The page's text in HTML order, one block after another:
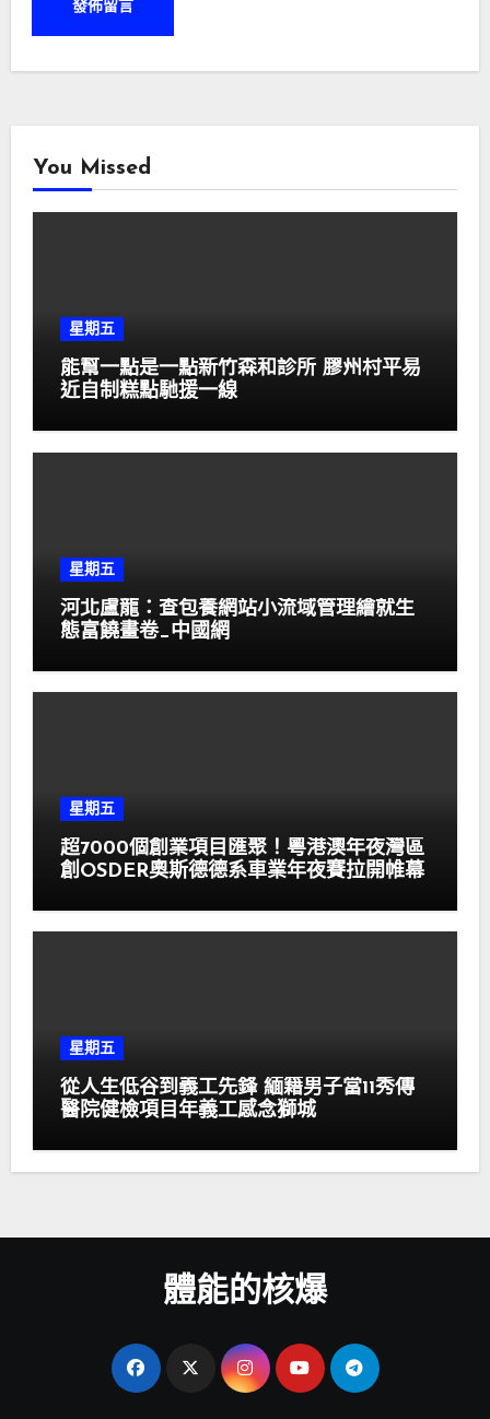
You Missed
星期五
能幫一點是一點新竹森和診所 膠州村平易
近自制糕點馳援一線
星期五
河北盧龍：查包養網站小流域管理繪就生
態富饒畫卷_中國網
星期五
超7000個創業項目匯聚！粵港澳年夜灣區
創OSDER奧斯德德系車業年夜賽拉開帷幕
星期五
從人生低谷到義工先鋒 緬籍男子當11秀傳
醫院健檢項目年義工感念獅城
體能的核爆